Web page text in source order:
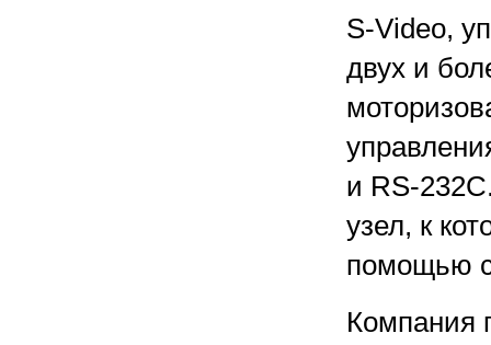
S-Video,
двух и
и RS-
узел, к
помощью
Компания